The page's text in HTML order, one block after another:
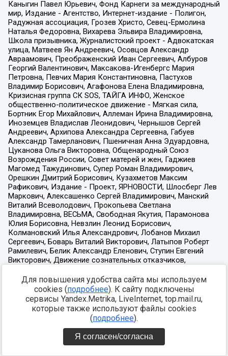
Для повышения удобства сайта мы используем
cookies (подробнее). К сайту подключены
сервисы Yandex.Metrika, LiveInternet, top.mail.ru,
которые также используют файлы cookies
(подробнее).
Я согласен/согласна